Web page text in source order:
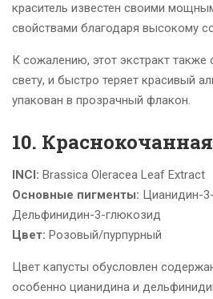
краситель известен своими
свойствами благодаря высокому
К сожалению, этот экстракт также
свету, и быстро теряет красивый
упакован в прозрачный флакон.
10.
INCI: Brassica Oleracea Leaf Extract
Основные пигменты: Цианидин-
Дельфинидин-3-глюкозид
Цвет: Розовый/пурпурный
Цвет капусты обусловлен
особенно цианидина и